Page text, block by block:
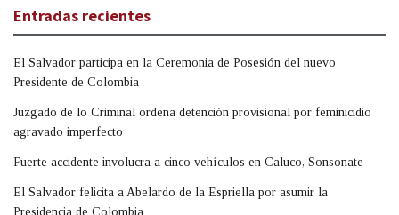
Entradas recientes
El Salvador participa en la Ceremonia de Posesión del nuevo
Presidente de Colombia
Juzgado de lo Criminal ordena detención provisional por feminicidio
agravado imperfecto
Fuerte accidente involucra a cinco vehículos en Caluco, Sonsonate
El Salvador felicita a Abelardo de la Espriella por asumir la
Presidencia de Colombia